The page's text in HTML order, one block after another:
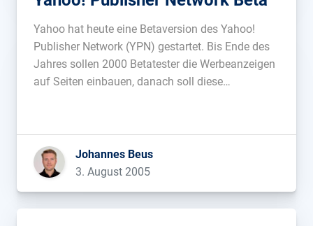
Yahoo hat heute eine Betaversion des Yahoo!
Publisher Network (YPN) gestartet. Bis Ende des
Jahres sollen 2000 Betatester die Werbeanzeigen
auf Seiten einbauen, danach soll diese
werden themenbezogene Textlinks in zuvor
festgelegte Werbefelder eingeblendet, die
Abrechnung erfolgt auch auf Klickbasis. […]...
Johannes Beus
3. August 2005